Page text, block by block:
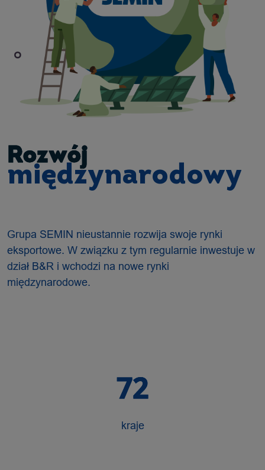
Rozwój
międzynarodowy
Grupa SEMIN nieustannie rozwija swoje rynki
eksportowe. W związku z tym regularnie inwestuje w
dział B&R i wchodzi na nowe rynki
międzynarodowe.
72
kraje